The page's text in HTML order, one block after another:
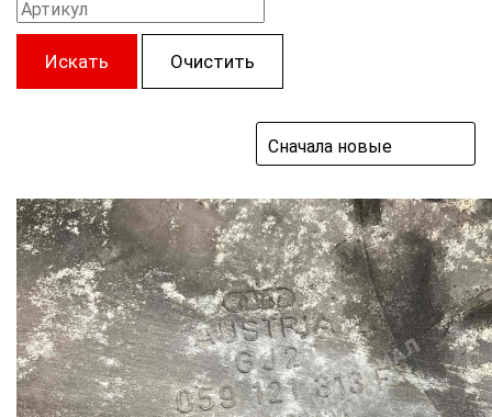
Искать Очистить
Сначала новые